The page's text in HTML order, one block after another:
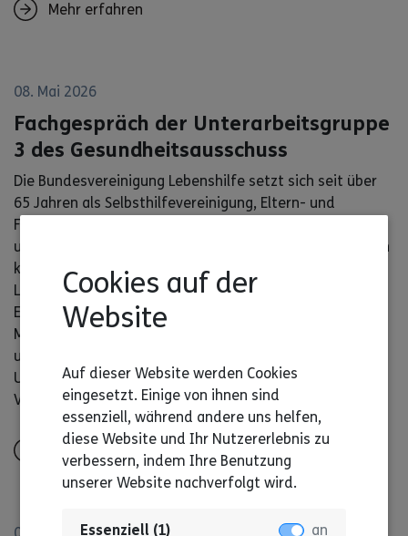
Mehr erfahren
08. Mai 2026
Fachgespräch der Unterarbeitsgruppe
3 des Gesundheitsausschuss
Die Bundesvereinigung Lebenshilfe setzt sich seit über
65 Jahren als Selbsthilfevereinigung, Eltern- und
Fachverband für Menschen mit Unterstützungsbedarf
und kognitiver Beeinträchtigung und ihre Familien ein. In
knapp 500 Orts- und Kreisvereinigungen, 16
Landesverbänden und rund 4.500 Diensten und
Einrichtungen der Lebenshilfe sind etwa 112.000
Mitglieder aktiv. Die Ziele der Lebenshilfe sind
umfassende Teilhabe und Inklusion sowie die
Umsetzung der Behindertenrechtskonvention der
Vereinten Nationen in Deutschland.
Mehr erfahren
Cookies auf der
Website
Auf dieser Website werden Cookies
eingesetzt. Einige von ihnen sind
essenziell, während andere uns helfen,
diese Website und Ihr Nutzererlebnis zu
verbessern, indem Ihre Benutzung
unserer Website nachverfolgt wird.
Essenziell (1) an